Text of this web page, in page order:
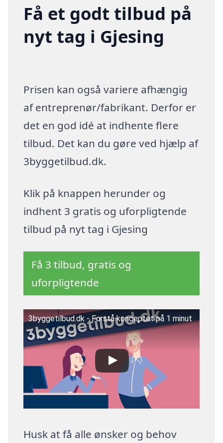
Få et godt tilbud på
nyt tag i Gjesing
Prisen kan også variere afhængig
af entreprenør/fabrikant. Derfor er
det en god idé at indhente flere
tilbud. Det kan du gøre ved hjælp af
3byggetilbud.dk.
Klik på knappen herunder og
indhent 3 gratis og uforpligtende
tilbud på nyt tag i Gjesing
Få 3 tilbud, gratis og
uforpligtende
3byggetilbud.dk - Forstå konceptet på 1 minut
Husk at få alle ønsker og behov